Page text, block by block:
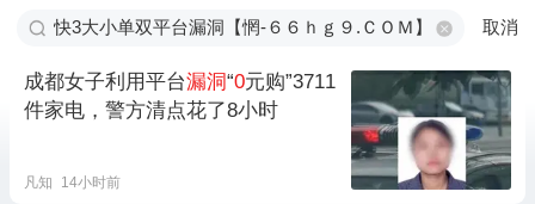
取消
成都女子利用平台漏洞“0元购”3711
件家电，警方清点花了8小时
凡知 14小时前